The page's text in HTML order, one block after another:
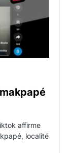
affirme
localité